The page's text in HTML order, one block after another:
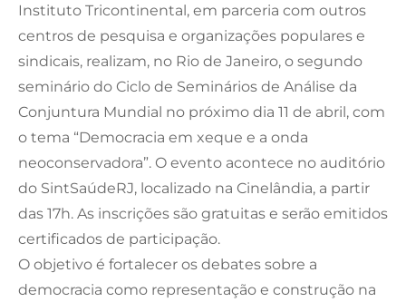
Instituto Tricontinental, em parceria com outros
centros de pesquisa e organizações populares e
sindicais, realizam, no Rio de Janeiro, o segundo
seminário do Ciclo de Seminários de Análise da
Conjuntura Mundial no próximo dia 11 de abril, com
o tema “Democracia em xeque e a onda
neoconservadora”. O evento acontece no auditório
do SintSaúdeRJ, localizado na Cinelândia, a partir
das 17h. As inscrições são gratuitas e serão emitidos
certificados de participação.
O objetivo é fortalecer os debates sobre a
democracia como representação e construção na